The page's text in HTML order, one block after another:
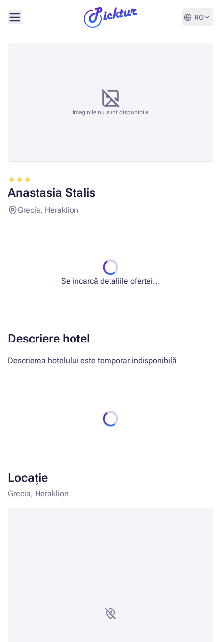
RO
Imaginile nu sunt disponibile
Anastasia Stalis
Grecia, Heraklion
Se încarcă detaliile ofertei...
Descriere hotel
Descrierea hotelului este temporar indisponibilă
Locație
Grecia, Heraklion